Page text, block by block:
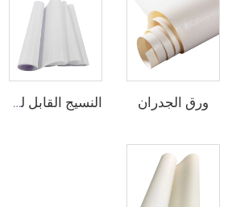
ورق الجدران النسيج القابل للطباعة